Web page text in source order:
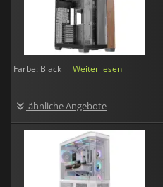
Farbe: Black Weiter lesen
ähnliche Angebote